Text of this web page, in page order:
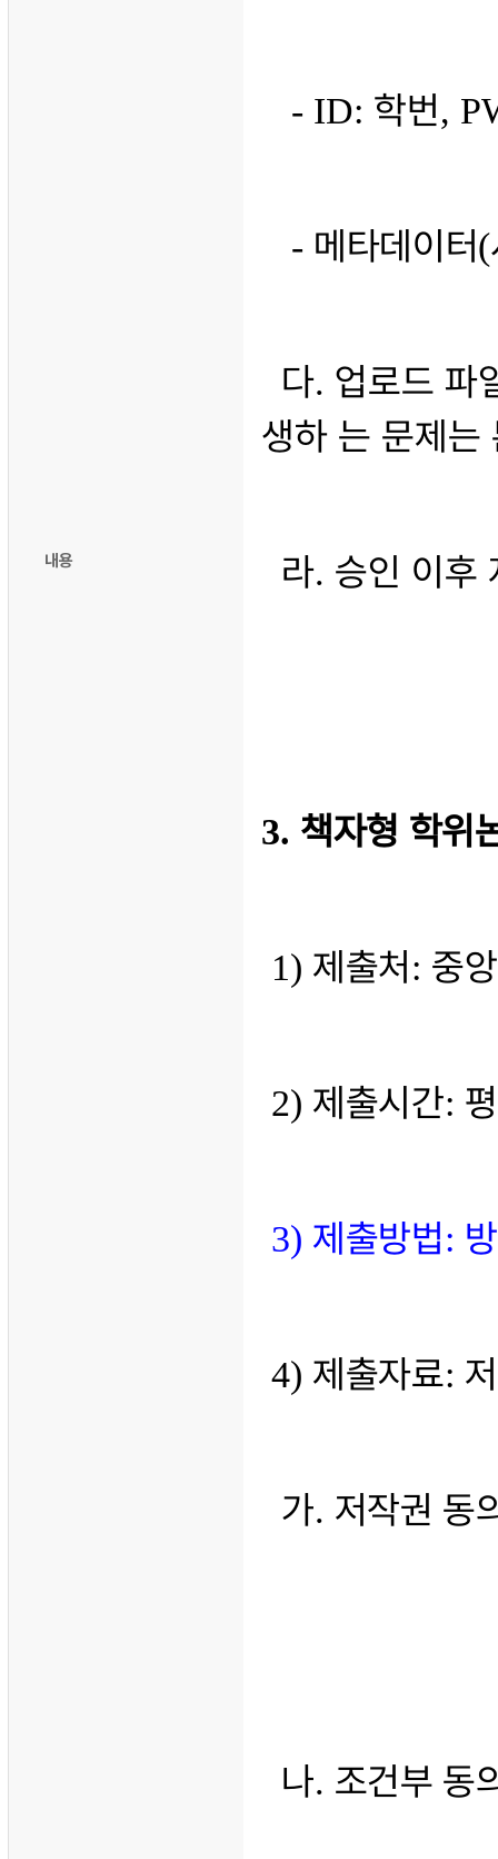
내용
- ID: 학번,
- 메타데이터(
다. 업로드 파
생하 는 문제는
라. 승인 이후
3. 책자형 학위
1) 제출처: 중
2) 제출시간:
3) 제출방법:
4) 제출자료:
가. 저작권 동
나. 조건부 동